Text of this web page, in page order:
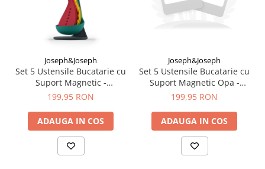
Joseph&Joseph
Set 5 Ustensile Bucatarie cu
Suport Magnetic -
Joseph&Joseph
199,95 RON
ADAUGA IN COS
Joseph&Joseph
Set 5 Ustensile Bucatarie cu
Suport Magnetic Opa -
Joseph&Joseph
199,95 RON
ADAUGA IN COS